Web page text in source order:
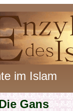
im Islam
Gans